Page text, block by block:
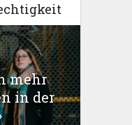
mehr
in der